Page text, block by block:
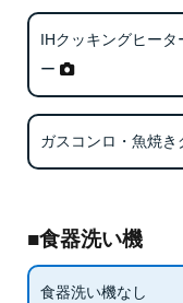
IHクッキングヒー
ー
ガスコンロ・魚焼
■食器洗い機
食器洗い機なし